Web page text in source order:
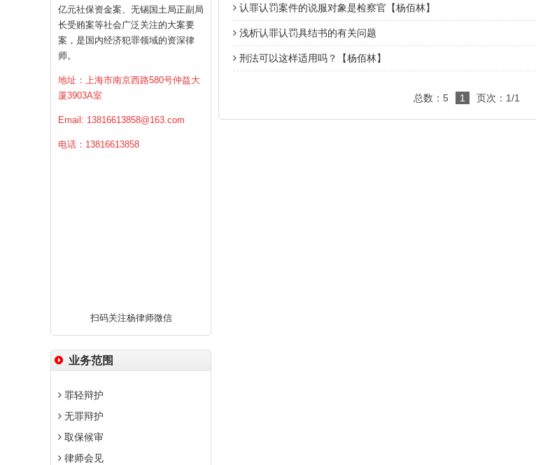
亿元社保资金案、无锡国土局正副局
长受贿案等社会广泛关注的大案要
案，是国内经济犯罪领域的资深律
师。
地址：上海市南京西路580号仲益大
厦3903A室
Email: 13816613858@163.com
电话：13816613858
扫码关注杨律师微信
业务范围
罪轻辩护
无罪辩护
取保候审
律师会见
认罪认罚案件的说服对象是检察官【杨佰林】
浅析认罪认罚具结书的有关问题
刑法可以这样适用吗？【杨佰林】
总数：5 1 页次：1/1